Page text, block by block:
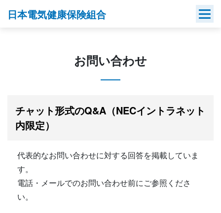
日本電気健康保険組合
お問い合わせ
チャット形式のQ&A（NECイントラネット
内限定）
代表的なお問い合わせに対する回答を掲載していま
す。
電話・メールでのお問い合わせ前にご参照くださ
い。